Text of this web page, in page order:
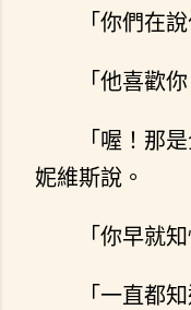
「你們在
「他喜歡
「喔！那
妮維斯說。
「你早就
「一直都